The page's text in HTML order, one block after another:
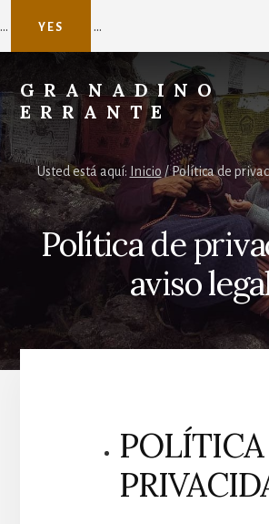
... YES ...
content
GRANADINO
ERRANTE
Agente
de
viajes
a
Nepal
Usted está aquí: Inicio /Política de
Política de
aviso